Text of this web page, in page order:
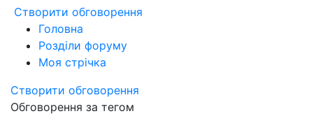
Створити обговорення
Головна
Розділи форуму
Моя стрічка
Створити обговорення
Обговорення за тегом